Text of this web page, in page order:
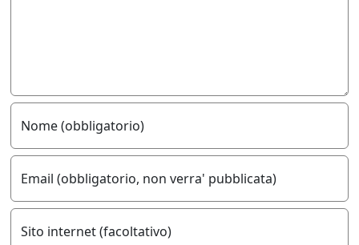
Nome (obbligatorio)
Email (obbligatorio, non verra' pubblicata)
Sito internet (facoltativo)